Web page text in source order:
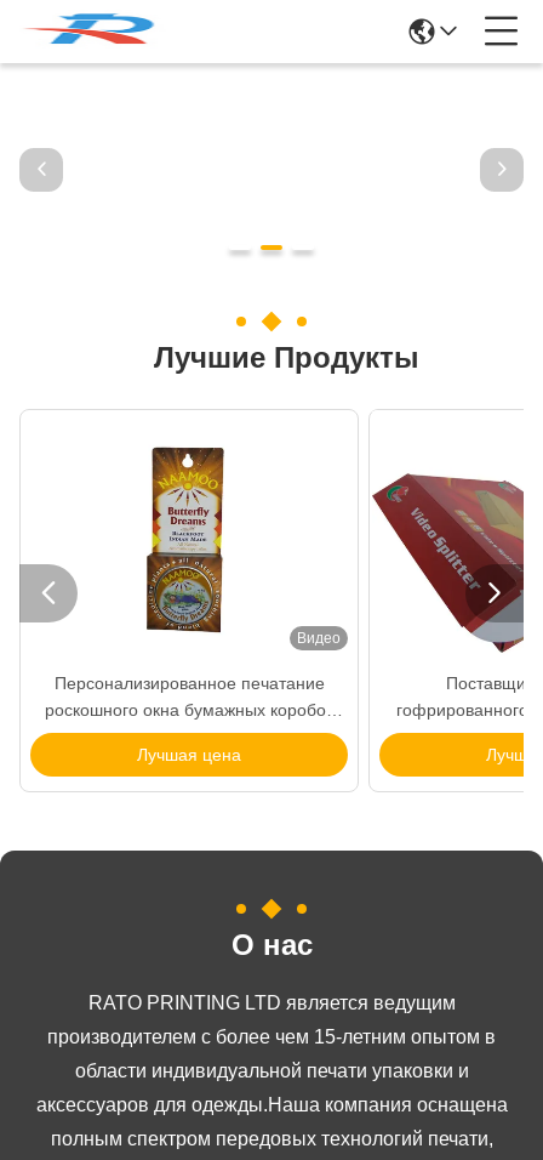
Лучшие Продукты
Видео
Персонализированное печатание
роскошного окна бумажных коробок
упаковывая для продуктов Скинкаре
Лучшая цена
Поставщик
гофрированного
 
О нас
RATO PRINTING LTD является ведущим
производителем с более чем 15-летним опытом в
области индивидуальной печати упаковки и
аксессуаров для одежды.Наша компания оснащена
полным спектром передовых технологий печати,